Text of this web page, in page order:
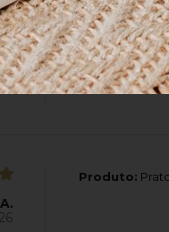
Gostei muito,
se tem de
Produto:
Produto: